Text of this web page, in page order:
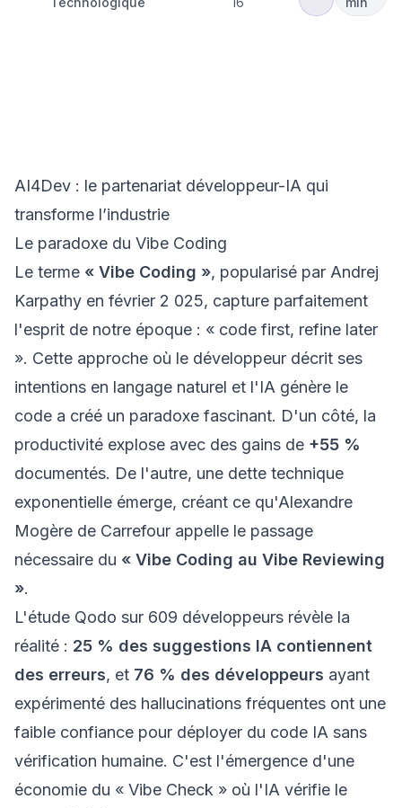
AI4Dev : le partenariat développeur-IA qui
transforme l’industrie
Le paradoxe du Vibe Coding
Le terme « Vibe Coding », popularisé par Andrej
Karpathy en février 2 025, capture parfaitement
l'esprit de notre époque : « code first, refine later
». Cette approche où le développeur décrit ses
intentions en langage naturel et l'IA génère le
code a créé un paradoxe fascinant. D'un côté, la
productivité explose avec des gains de +55 %
documentés. De l'autre, une dette technique
exponentielle émerge, créant ce qu'Alexandre
Mogère de Carrefour appelle le passage
nécessaire du « Vibe Coding au Vibe Reviewing
».
L'étude Qodo sur 609 développeurs révèle la
réalité : 25 % des suggestions IA contiennent
des erreurs, et 76 % des développeurs ayant
expérimenté des hallucinations fréquentes ont une
faible confiance pour déployer du code IA sans
vérification humaine. C'est l'émergence d'une
économie du « Vibe Check » où l'IA vérifie le